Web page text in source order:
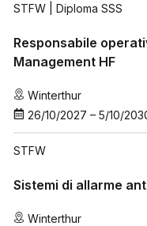
STFW | Diploma SSS
Responsabile
Management HF
Winterthur
26/10/2027 – 5/10/
STFW
Sistemi di allarme
Winterthur